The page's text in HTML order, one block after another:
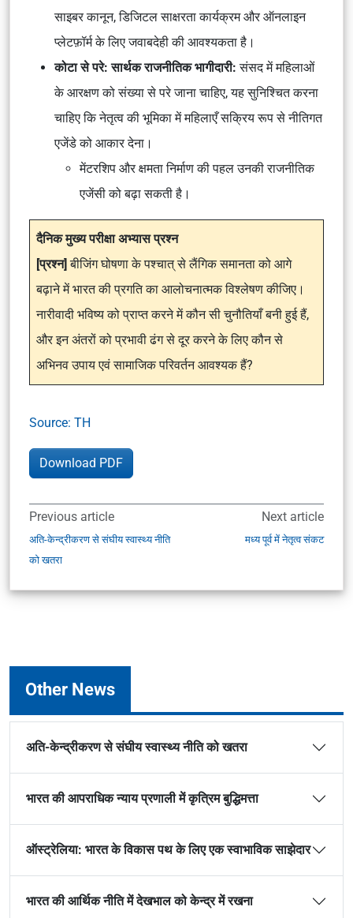
साइबर कानून, डिजिटल साक्षरता कार्यक्रम और ऑनलाइन
प्लेटफ़ॉर्म के लिए जवाबदेही की आवश्यकता है।
कोटा से परे: सार्थक राजनीतिक भागीदारी:संसद में महिलाओं
के आरक्षण को संख्या से परे जाना चाहिए, यह सुनिश्चित करना
चाहिए कि नेतृत्व की भूमिका में महिलाएँ सक्रिय रूप से नीतिगत
एजेंडे को आकार देना।
मेंटरशिप और क्षमता निर्माण की पहल उनकी राजनीतिक
एजेंसी को बढ़ा सकती है।
दैनिक मुख्य परीक्षा अभ्यास प्रश्न
[प्रश्न]बीजिंग घोषणा के पश्चात् से लैंगिक समानता को आगे
बढ़ाने में भारत की प्रगति का आलोचनात्मक विश्लेषण कीजिए।
नारीवादी भविष्य को प्राप्त करने में कौन सी चुनौतियाँ बनी हुई हैं,
और इन अंतरों को प्रभावी ढंग से दूर करने के लिए कौन से
अभिनव उपाय एवं सामाजिक परिवर्तन आवश्यक हैं?
Source: TH
Download PDF
Previous article
अति-केन्द्रीकरण से संघीय स्वास्थ्य नीति
को खतरा
Next article
मध्य पूर्व में नेतृत्व संकट
Other News
अति-केन्द्रीकरण से संघीय स्वास्थ्य नीति को खतरा
भारत की आपराधिक न्याय प्रणाली में कृत्रिम बुद्धिमत्ता
ऑस्ट्रेलिया: भारत के विकास पथ के लिए एक स्वाभाविक साझेदार
भारत की आर्थिक नीति में देखभाल को केन्द्र में रखना